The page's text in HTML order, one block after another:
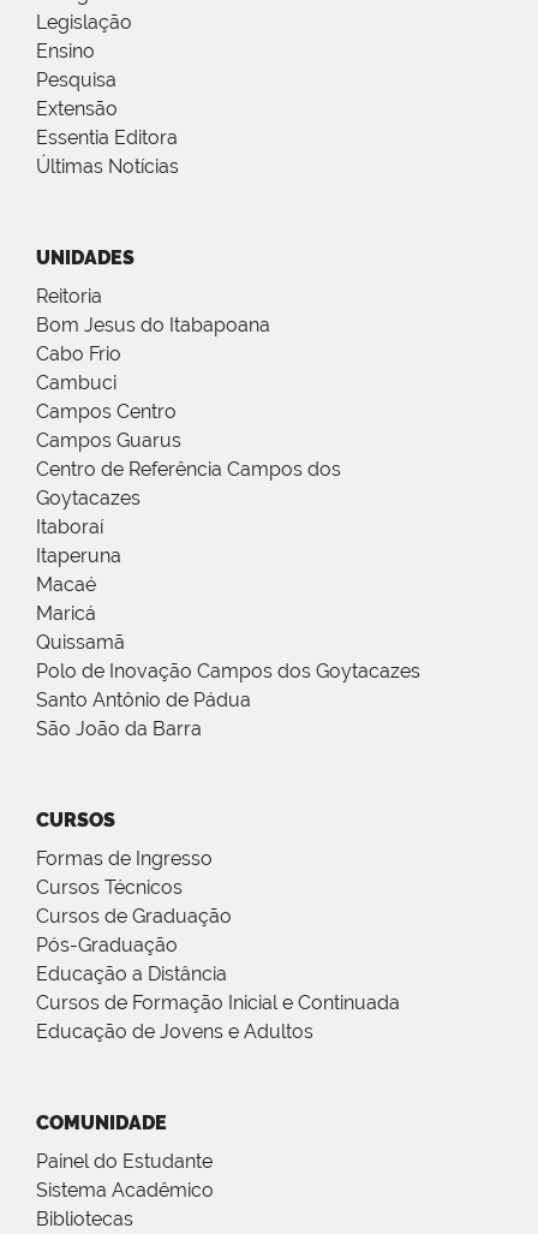
Legislação
Ensino
Pesquisa
Extensão
Essentia Editora
Últimas Notícias
UNIDADES
Reitoria
Bom Jesus do Itabapoana
Cabo Frio
Cambuci
Campos Centro
Campos Guarus
Centro de Referência Campos dos
Goytacazes
Itaboraí
Itaperuna
Macaé
Maricá
Quissamã
Polo de Inovação Campos dos Goytacazes
Santo Antônio de Pádua
São João da Barra
CURSOS
Formas de Ingresso
Cursos Técnicos
Cursos de Graduação
Pós-Graduação
Educação a Distância
Cursos de Formação Inicial e Continuada
Educação de Jovens e Adultos
COMUNIDADE
Painel do Estudante
Sistema Acadêmico
Bibliotecas